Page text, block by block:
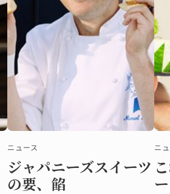
ニュース
ジャパニーズスイーツ
の要、餡
ニ